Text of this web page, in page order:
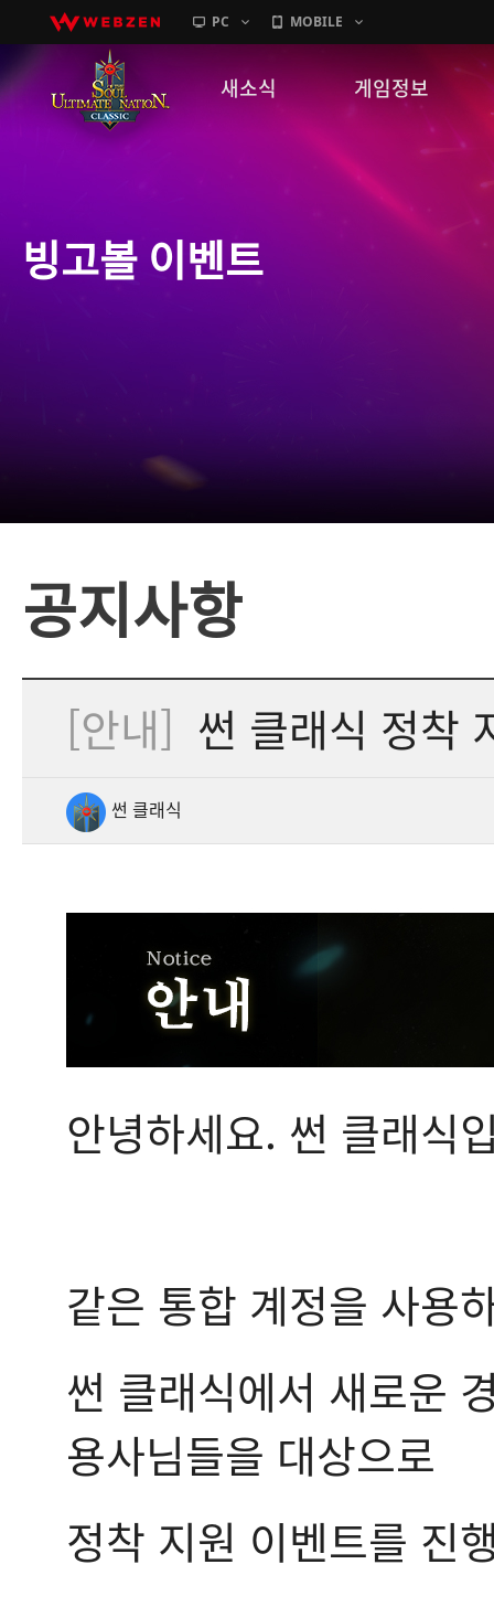
PC MOBILE
새소식
GM노트
게임정보
캐릭터소개
빙고볼 이벤트
공지사항
[안내] 썬 클래식 정착
썬 클래식
안녕하세요. 썬 클래식
같은 통합 계정을 사용
썬 클래식에서 새로운
용사님들을 대상으로
정착 지원 이벤트를 진